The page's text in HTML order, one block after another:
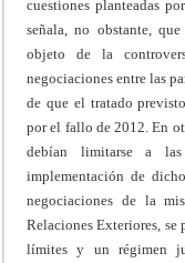
cuestiones planteadas
señala, no obstante,
objeto de la
negociaciones entre las
de que el tratado
por el fallo de 2012. En
debían limitarse a
implementación de
negociaciones de la
Relaciones Exteriores, se
límites y un régimen